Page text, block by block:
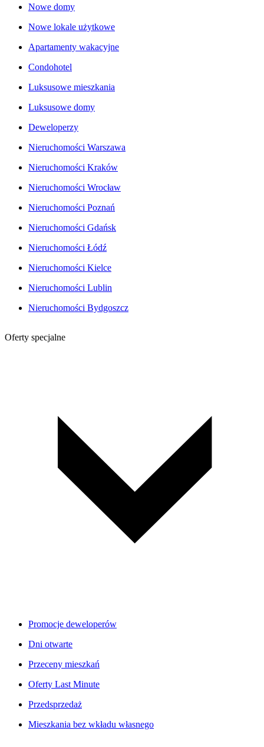
Nowe domy
Nowe lokale użytkowe
Apartamenty wakacyjne
Condohotel
Luksusowe mieszkania
Luksusowe domy
Deweloperzy
Nieruchomości Warszawa
Nieruchomości Kraków
Nieruchomości Wrocław
Nieruchomości Poznań
Nieruchomości Gdańsk
Nieruchomości Łódź
Nieruchomości Kielce
Nieruchomości Lublin
Nieruchomości Bydgoszcz
Oferty specjalne
Promocje deweloperów
Dni otwarte
Przeceny mieszkań
Oferty Last Minute
Przedsprzedaż
Mieszkania bez wkładu własnego